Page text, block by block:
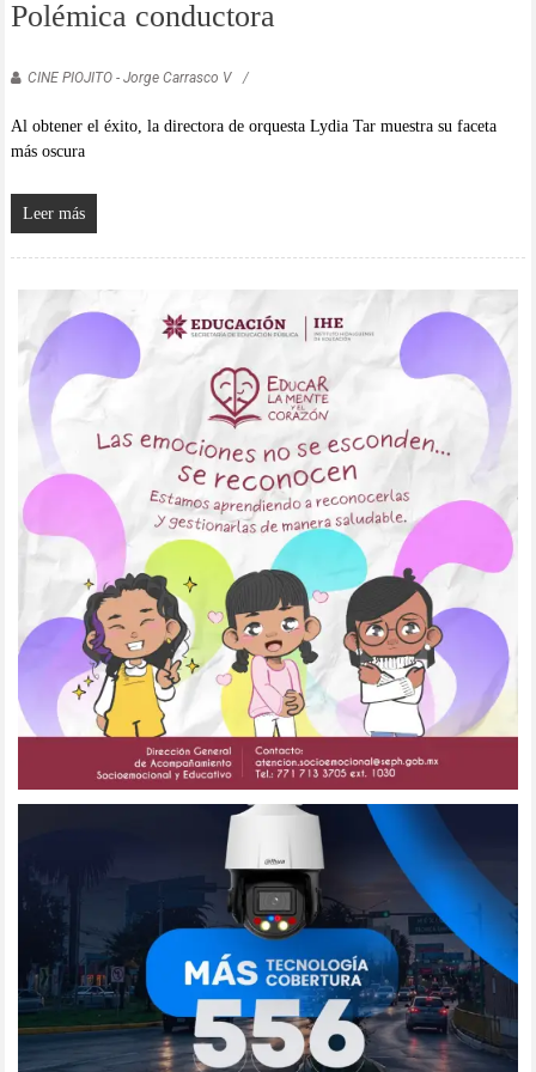
Polémica conductora
CINE PIOJITO - Jorge Carrasco V
Al obtener el éxito, la directora de orquesta Lydia Tar muestra su faceta
más oscura
Leer más